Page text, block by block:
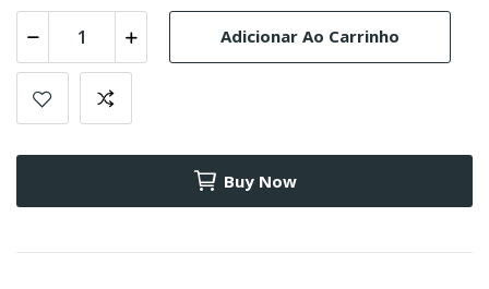
Adicionar Ao Carrinho
Buy Now